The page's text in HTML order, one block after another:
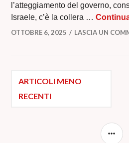
l’atteggiamento del governo,
Israele, c’è la collera …
OTTOBRE 6, 2025 LASCIA UN
Navigazione
ARTICOLI MENO
RECENTI